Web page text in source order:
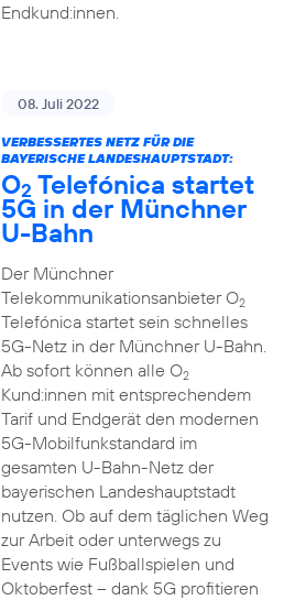
Endkund:innen.
08. Juli 2022
VERBESSERTES NETZ FÜR DIE
BAYERISCHE LANDESHAUPTSTADT:
O2 Telefónica startet
5G in der Münchner
U-Bahn
Der Münchner
Telekommunikationsanbieter O2
Telefónica startet sein schnelles
5G-Netz in der Münchner U-Bahn.
Ab sofort können alle O2
Kund:innen mit entsprechendem
Tarif und Endgerät den modernen
5G-Mobilfunkstandard im
gesamten U-Bahn-Netz der
bayerischen Landeshauptstadt
nutzen. Ob auf dem täglichen Weg
zur Arbeit oder unterwegs zu
Events wie Fußballspielen und
Oktoberfest – dank 5G profitieren